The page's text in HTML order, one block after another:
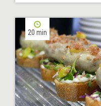
20 min